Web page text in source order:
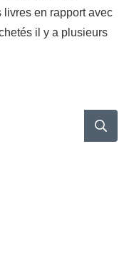
livres en rapport avec
il y a plusieurs